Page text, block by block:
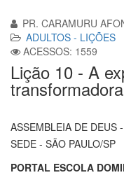
PR. CARAMURU
ADULTOS - LIÇÕES
ACESSOS: 1559
Lição 10 - A
ASSEMBLEIA DE DEUS
SEDE - SÃO PAULO/SP
PORTAL ESCOLA